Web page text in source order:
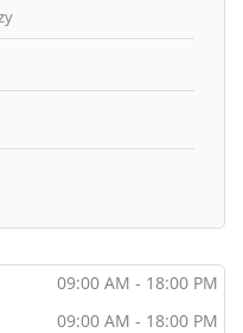
09:00 AM - 18:00 PM
09:00 AM - 18:00 PM